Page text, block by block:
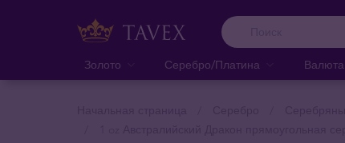
Золото Серебро/Платина Валюта